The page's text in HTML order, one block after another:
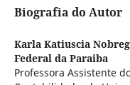
Biografia do Autor
Karla Katiuscia
Federal da Paraiba
Professora Assistente